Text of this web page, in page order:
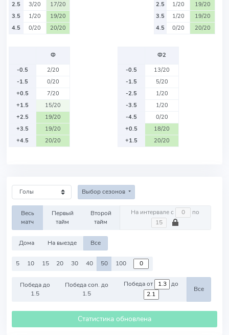
2.5
3/20
17/20
3.5
1/20
19/20
4.5
0/20 20/20
2.5
1/20
19/20
3.5
1/20
19/20
4.5
0/20 20/20
Ф
-0.5
2/20
-1.5
0/20
+0.5
7/20
+1.5
15/20
+2.5
19/20
+3.5
19/20
+4.5
20/20
Ф2
-0.5
13/20
-1.5
5/20
-2.5
1/20
-3.5
1/20
-4.5
0/20
+0.5
18/20
+1.5
20/20
Выбор сезонов
Весь
матч
Первый
тайм
Второй
тайм
На интервале с по
Дома На выезде Все
5 10 15 20 30 40 50 100
Победа до
1.5
Победа соп. до
1.5
Победа от до
Все
Статистика обновлена